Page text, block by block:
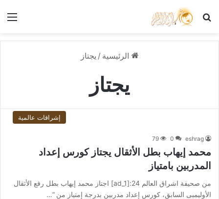
بحث عن
الرئيسية / يجتاز
يجتاز
إشراقات عالمية
eshrag
0
79
محمد إيهاب بطل الأثقال يجتاز كورس إعداد
المدربين بامتياز
من صحيفة اشراق العالم 24:[ad_1] اجتاز محمد إيهاب بطل رفع الأثقال
الأوليمبى السابق، كورس إعداد مدربين بدرجة إمتياز من ”…